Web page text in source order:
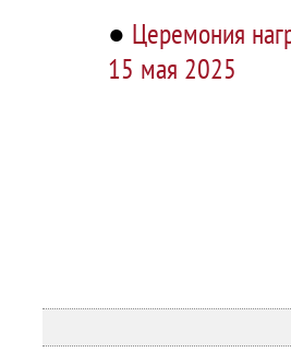
● Церемония
15 мая 2025